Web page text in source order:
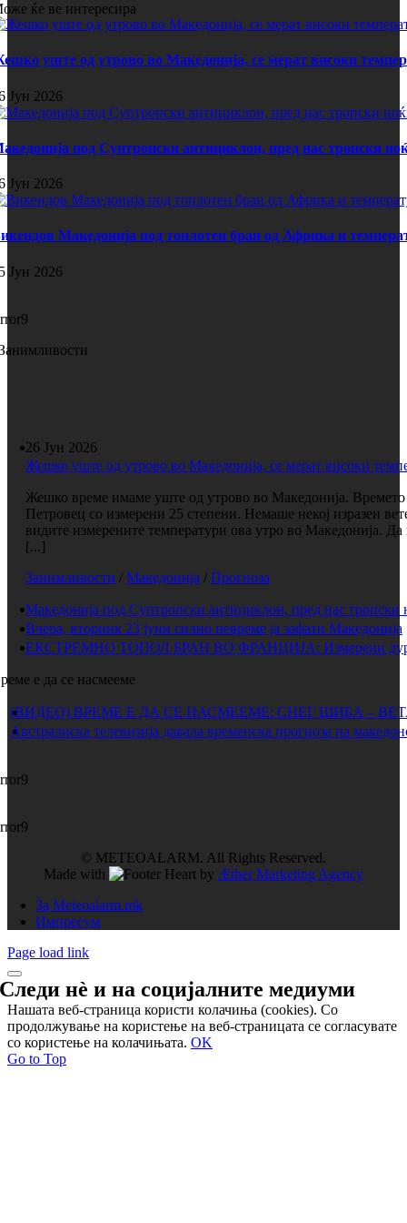
ќе ве интересира
уште од утрово во Македонија, се мерат високи
Јун 2026
под Суптропски антициклон, пред нас тропски
Јун 2026
Македонија под топлотен бран од Африка и
Јун 2026
26 Јун 2026
Жешко уште од утрово во Македонија, се мерат високи
Жешко време имаме уште од утрово во Македонија. Времето
Петровец со измерени 25 степени. Немаше некој изразен
видите измерените температури ова утро во Македонија.
[...]
Занимливости / Македонија / Прогноза
Македонија под Суптропски антициклон, пред нас тропски
Вчера, вторник 23 јуни силно невреме ја зафати Македонија
ЕКСТРЕМНО ТОПОЛ БРАН ВО ФРАНЦИЈА: Измерени дури
е да се насмееме
(ВИДЕО) ВРЕМЕ Е ДА СЕ НАСМЕЕМЕ: СНЕГ ШИБА –
Австралиска телевизија давала временска прогноза на
© METEOALARM. All Rights Reserved.
Made with
by Æther Marketing Agency
За Meteoalarm.mk
Импресум
Page load link
Следи нѐ и насоцијалните медиуми
Нашата веб-страница користи колачиња (cookies). Со
продолжување на користење на веб-страницата се согласувате
со користење на колачињата. OK
Go to Top